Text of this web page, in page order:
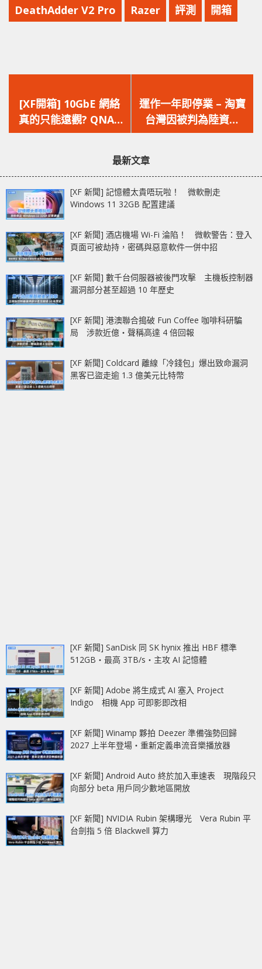
DeathAdder V2 Pro Razer 評測 開箱
一
篇
文
[XF開箱] 10GbE 網絡
真的只能遠觀? QNAP
QSW-308、QSW-
一
篇
文
運作一年即停業 – 淘寶
台灣因被判為陸資企
業，年底將停止營運
最新文章
[XF 新聞] 記憶體太貴唔玩啦！ 微軟刪走
Windows 11 32GB 配置建議
[XF 新聞] 酒店機場 Wi-Fi 淪陷！ 微軟警告：登入
頁面可被劫持，密碼與惡意軟件一併中招
[XF 新聞] 數千台伺服器被後門攻擊 主機板控制器
漏洞部分甚至超過 10 年歷史
[XF 新聞] 港澳聯合搗破 Fun Coffee 咖啡科研騙
局 涉款近億‧聲稱高達 4 倍回報
[XF 新聞] Coldcard 離線「冷錢包」爆出致命漏洞
黑客已盜走逾 1.3 億美元比特幣
[XF 新聞] SanDisk 同 SK hynix 推出 HBF 標準
512GB‧最高 3TB/s‧主攻 AI 記憶體
[XF 新聞] Adobe 將生成式 AI 塞入 Project
Indigo 相機 App 可即影即改相
[XF 新聞] Winamp 夥拍 Deezer 準備強勢回歸
2027 上半年登場‧重新定義串流音樂播放器
[XF 新聞] Android Auto 終於加入車速表 現階段只
向部分 beta 用戶同少數地區開放
[XF 新聞] NVIDIA Rubin 架構曝光 Vera Rubin 平
台劍指 5 倍 Blackwell 算力